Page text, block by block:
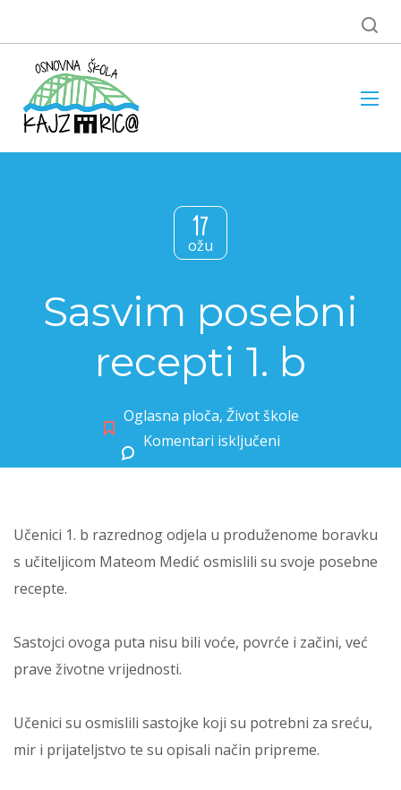
17
ožu
Sasvim posebni
recepti 1. b
Oglasna ploča, Život škole
Komentari isključeni
Učenici 1. b razrednog odjela u produženome boravku
s učiteljicom Mateom Medić osmislili su svoje posebne
recepte.
Sastojci ovoga puta nisu bili voće, povrće i začini, već
prave životne vrijednosti.
Učenici su osmislili sastojke koji su potrebni za sreću,
mir i prijateljstvo te su opisali način pripreme.